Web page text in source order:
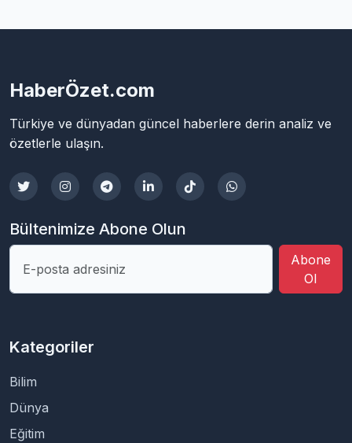
HaberÖzet.com
Türkiye ve dünyadan güncel haberlere derin analiz ve
özetlerle ulaşın.
Bültenimize Abone Olun
Abone
Ol
Kategoriler
Bilim
Dünya
Eğitim